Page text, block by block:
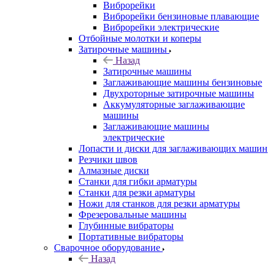
Виброрейки
Виброрейки бензиновые плавающие
Виброрейки электрические
Отбойные молотки и коперы
Затирочные машины
Назад
Затирочные машины
Заглаживающие машины бензиновые
Двухроторные затирочные машины
Аккумуляторные заглаживающие
машины
Заглаживающие машины
электрические
Лопасти и диски для заглаживающих машин
Резчики швов
Алмазные диски
Станки для гибки арматуры
Станки для резки арматуры
Ножи для станков для резки арматуры
Фрезеровальные машины
Глубинные вибраторы
Портативные вибраторы
Сварочное оборудование
Назад